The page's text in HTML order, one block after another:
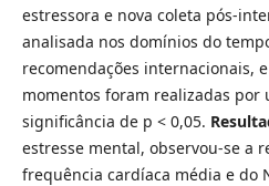
estressora e nova coleta pós-
analisada nos domínios do
recomendações internacionais,
momentos foram realizadas por
significância de p < 0,05.
estresse mental, observou-se a
frequência cardíaca média e do